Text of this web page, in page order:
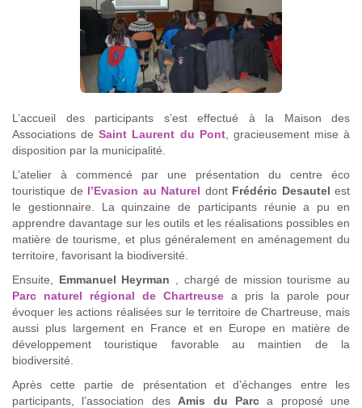
L’accueil des participants s’est effectué à la Maison des
Associations deSaint Laurent du Pont, gracieusement mise à
disposition par la municipalité.
L’atelier à commencé par une présentation du centre éco
touristique de l’Evasion au Naturel dont Frédéric Desautel est
le gestionnaire. La quinzaine de participants réunie a pu en
apprendre davantage sur les outils et les réalisations possibles en
matière de tourisme, et plus généralement en aménagement du
territoire, favorisant la biodiversité.
Ensuite,
Emmanuel Heyrman
, chargé de mission tourisme au
Parc naturel régional de Chartreuse a pris la parole pour
évoquer les actions réalisées sur le territoire de Chartreuse, mais
aussi plus largement en France et en Europe en matière de
développement touristique favorable au maintien de la
biodiversité.
Après cette partie de présentation et d’échanges entre les
participants, l’association des Amis du Parca proposé une